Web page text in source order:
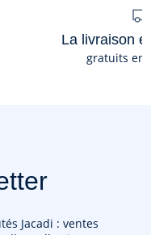
La livraison
gratuits en
Jacadi : ventes